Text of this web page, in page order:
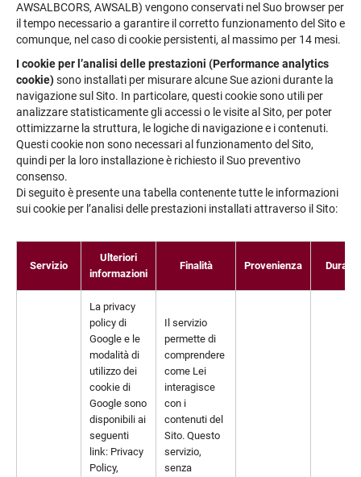
AWSALBCORS, AWSALB) vengono conservati nel Suo browser per
il tempo necessario a garantire il corretto funzionamento del Sito e
comunque, nel caso di cookie persistenti, al massimo per 14 mesi.
I cookie per l’analisi delle prestazioni (Performance analytics
cookie)sono installati per misurare alcune Sue azioni durante la
navigazione sul Sito. In particolare, questi cookie sono utili per
analizzare statisticamente gli accessi o le visite al Sito, per poter
ottimizzarne la struttura, le logiche di navigazione e i contenuti.
Questi cookie non sono necessari al funzionamento del Sito,
quindi per la loro installazione è richiesto il Suo preventivo
consenso.
Di seguito è presente una tabella contenente tutte le informazioni
sui cookie per l’analisi delle prestazioni installati attraverso il Sito:
Servizio
Ulteriori
informazioni
Finalità Provenienza Durata
La privacy
policy di
Google e le
modalità di
utilizzo dei
cookie di
Google sono
disponibili ai
seguenti
link: Privacy
Policy,
Il servizio
permette di
comprendere
come Lei
interagisce
con i
contenuti del
Sito. Questo
servizio,
senza